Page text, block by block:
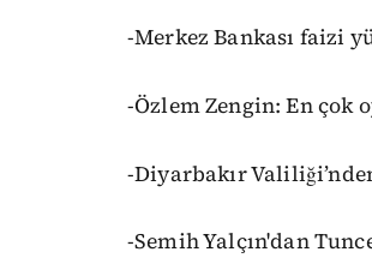
-Merkez Bankası faizi
-Özlem Zengin: En çok
-Diyarbakır
-Semih Yalçın'dan